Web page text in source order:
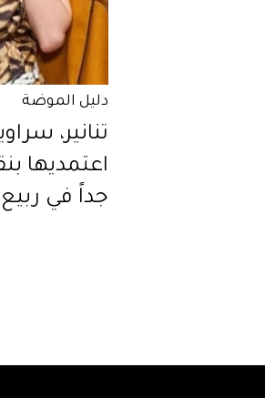
دليل الموضة
تنانير،
اعتمديها
جداً في ربيع 2022